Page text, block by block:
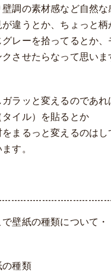
調の素材感など自然
違うとか、ちょっと
グレーを拾ってるとか
クさせたらなって思いま
ガラッと変えるのであれ
イル）を貼るとか
まるっと変えるのは
す。
で壁紙の種類について・
種類